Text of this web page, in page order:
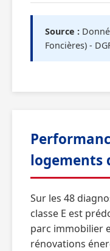
Source :
Foncières) -
logements
Sur les 48
classe E est
parc immobilier
rénovations